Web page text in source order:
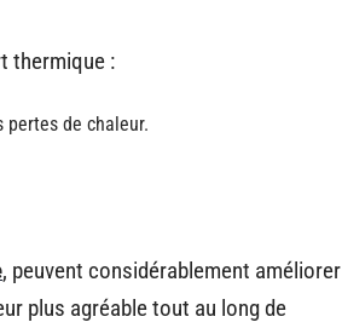
thermique :
de chaleur.
, peuvent considérablement améliorer
plus agréable tout au long de